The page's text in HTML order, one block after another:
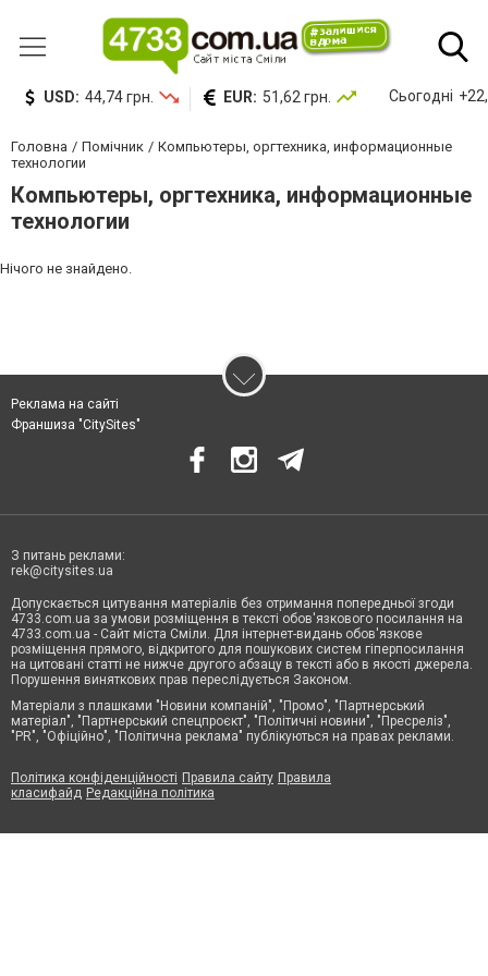
USD: 44,74 грн. EUR: 51,62 грн. Сьогодні
Головна Помічник
Компьютеры, оргтехника, информационные
технологии
Компьютеры, оргтехника, информационные
технологии
Нічого не знайдено.
Реклама на сайті
Франшиза "CitySites"
З питань реклами:
rek@citysites.ua
Допускається цитування матеріалів без отримання попередньої згоди
4733.com.ua за умови розміщення в тексті обов'язкового посилання на
4733.com.ua - Сайт міста Сміли. Для інтернет-видань обов'язкове
розміщення прямого, відкритого для пошукових систем гіперпосилання
на цитовані статті не нижче другого абзацу в тексті або в якості джерела.
Порушення виняткових прав переслідується Законом.
Матеріали з плашками "Новини компаній", "Промо", "Партнерський
матеріал", "Партнерський спецпроєкт", "Політичні новини", "Пресреліз",
"PR", "Офіційно", "Політична реклама" публікуються на правах реклами.
Політика конфіденційності Правила сайту Правила
класифайд Редакційна політика